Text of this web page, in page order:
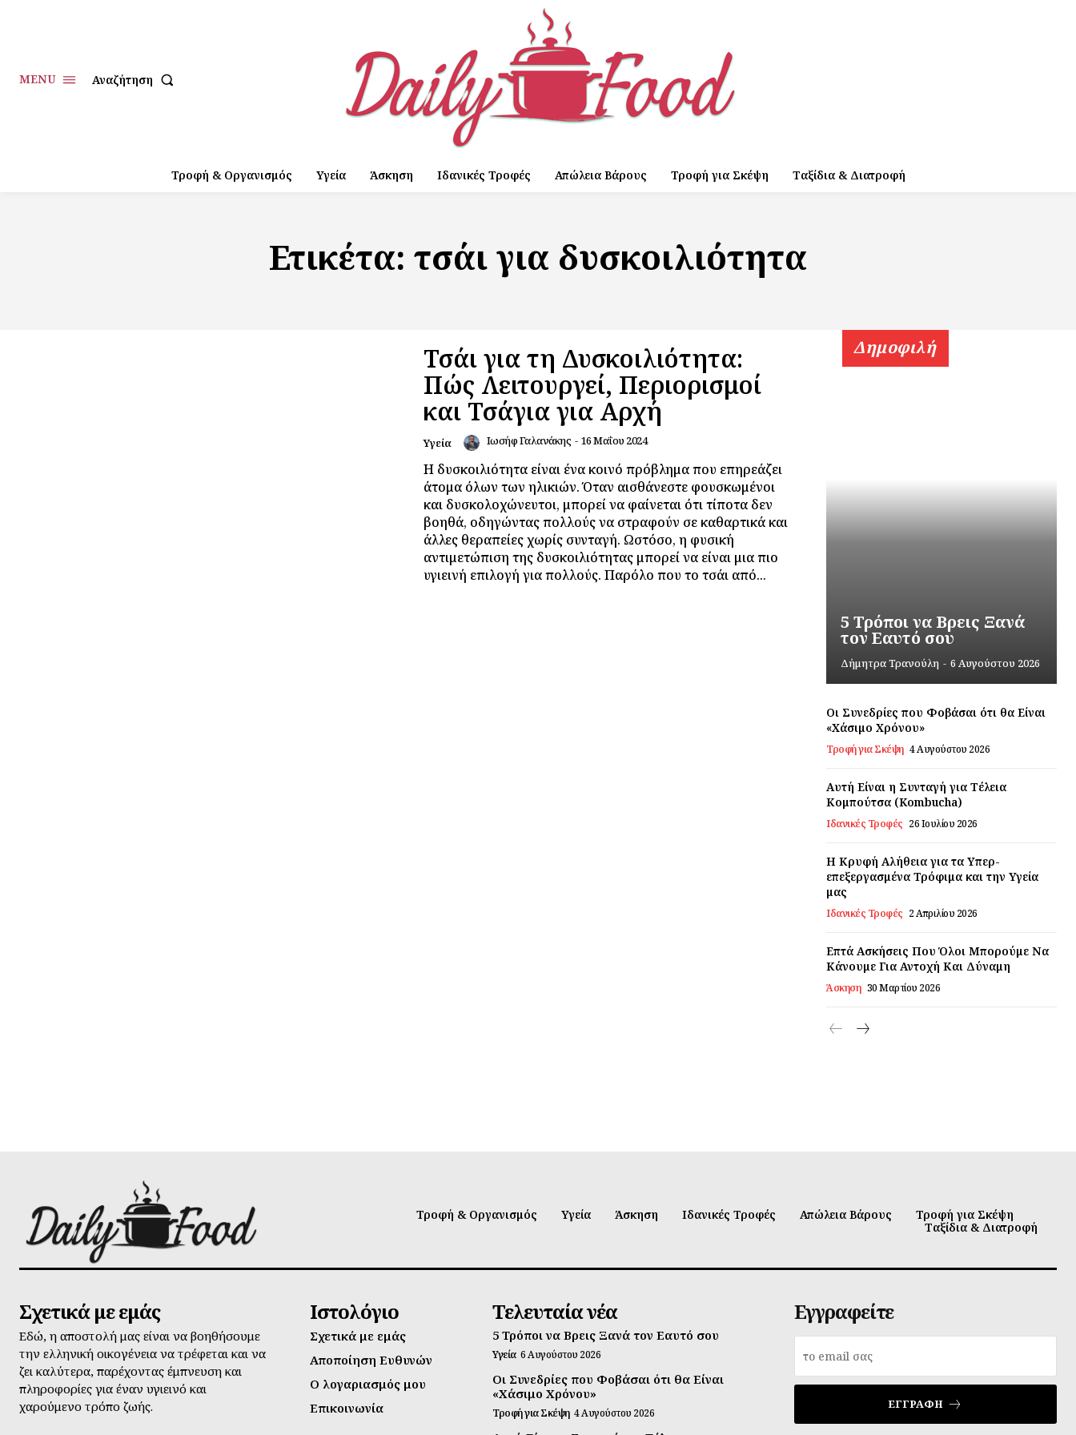
MENU Αναζήτηση
Τροφή & Οργανισμός Υγεία Άσκηση Ιδανικές Τροφές Απώλεια Βάρους Τροφή για Σκέψη Ταξίδια & Διατροφή
Ετικέτα: τσάι για δυσκοιλιότητα
Τσάι για τη Δυσκοιλιότητα:
Πώς Λειτουργεί, Περιορισμοί
και Τσάγια για Αρχή
Υγεία Ιωσήφ Γαλανάκης - 16 Μαΐου 2024
Η δυσκοιλιότητα είναι ένα κοινό πρόβλημα που επηρεάζει
άτομα όλων των ηλικιών. Όταν αισθάνεστε φουσκωμένοι
και δυσκολοχώνευτοι, μπορεί να φαίνεται ότι τίποτα δεν
βοηθά, οδηγώντας πολλούς να στραφούν σε καθαρτικά και
άλλες θεραπείες χωρίς συνταγή. Ωστόσο, η φυσική
αντιμετώπιση της δυσκοιλιότητας μπορεί να είναι μια πιο
υγιεινή επιλογή για πολλούς. Παρόλο που το τσάι από...
Δημοφιλή
5 Τρόποι να Βρεις Ξανά
τον Εαυτό σου
Δήμητρα Τρανούλη - 6 Αυγούστου 2026
Οι Συνεδρίες που Φοβάσαι ότι θα Είναι
«Χάσιμο Χρόνου»
Τροφή για Σκέψη 4 Αυγούστου 2026
Αυτή Είναι η Συνταγή για Τέλεια
Κομπούτσα (Kombucha)
Ιδανικές Τροφές 26 Ιουλίου 2026
Η Κρυφή Αλήθεια για τα Υπερ-
επεξεργασμένα Τρόφιμα και την Υγεία
μας
Ιδανικές Τροφές 2 Απριλίου 2026
Επτά Ασκήσεις Που Όλοι Μπορούμε Να
Κάνουμε Για Αντοχή Και Δύναμη
Άσκηση 30 Μαρτίου 2026
Τροφή & Οργανισμός Υγεία Άσκηση Ιδανικές Τροφές Απώλεια Βάρους
Τροφή για Σκέψη
Ταξίδια & Διατροφή
Σχετικά με εμάς
Εδώ, η αποστολή μας είναι να βοηθήσουμε
την ελληνική οικογένεια να τρέφεται και να
ζει καλύτερα, παρέχοντας έμπνευση και
πληροφορίες για έναν υγιεινό και
χαρούμενο τρόπο ζωής.
Ιστολόγιο
Σχετικά με εμάς
Αποποίηση Ευθυνών
Ο λογαριασμός μου
Επικοινωνία
Τελευταία νέα
5 Τρόποι να Βρεις Ξανά τον Εαυτό σου
Υγεία 6 Αυγούστου 2026
Οι Συνεδρίες που Φοβάσαι ότι θα Είναι
«Χάσιμο Χρόνου»
Τροφή για Σκέψη 4 Αυγούστου 2026
Εγγραφείτε
ΕΓΓΡΑΦΉ